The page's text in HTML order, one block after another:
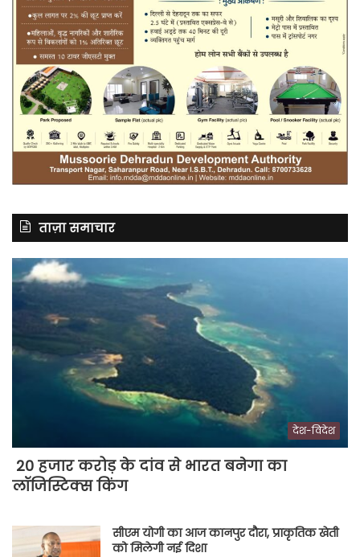
ताज़ा समाचार
देश-विदेश
20 हजार करोड़ के दांव से भारत बनेगा का
लॉजिस्टिक्स किंग
सीएम योगी का आज कानपुर दौरा, प्राकृतिक खेती
को मिलेगी नई दिशा